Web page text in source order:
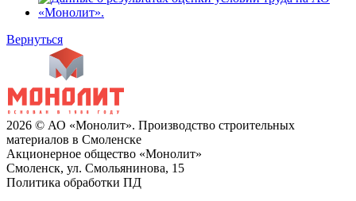
Вернуться
2026 © АО «Монолит». Производство строительных
материалов в Смоленске
Акционерное общество «Монолит»
Смоленск, ул. Смольянинова, 15
Политика обработки ПД